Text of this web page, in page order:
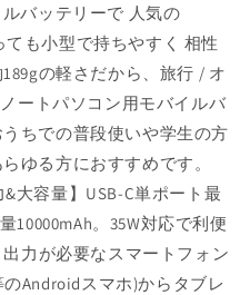
バッテリーで 人気の
ても小型で持ちやすく 相性
の軽さだから、旅行 / オ
ートパソコン用モバイルバ
ちでの普段使いや学生の方
ゆる方におすすめです。
&大容量】USB-C単ポート最
10000mAh。35W対応で利便
力が必要なスマートフォン
Androidスマホ)からタブレ